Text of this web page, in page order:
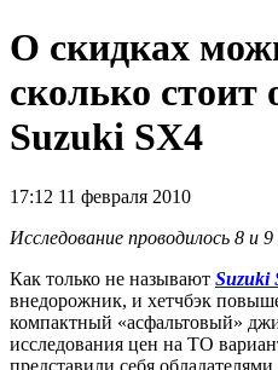
О скидках
сколько стоит
Suzuki SX4
17:12 11 февраля 2010
Исследование проводилось 8 и
Как только не называют Suzuki
внедорожник, и хетчбэк
компактный «асфальтовый»
исследования цен на ТО
представили себя